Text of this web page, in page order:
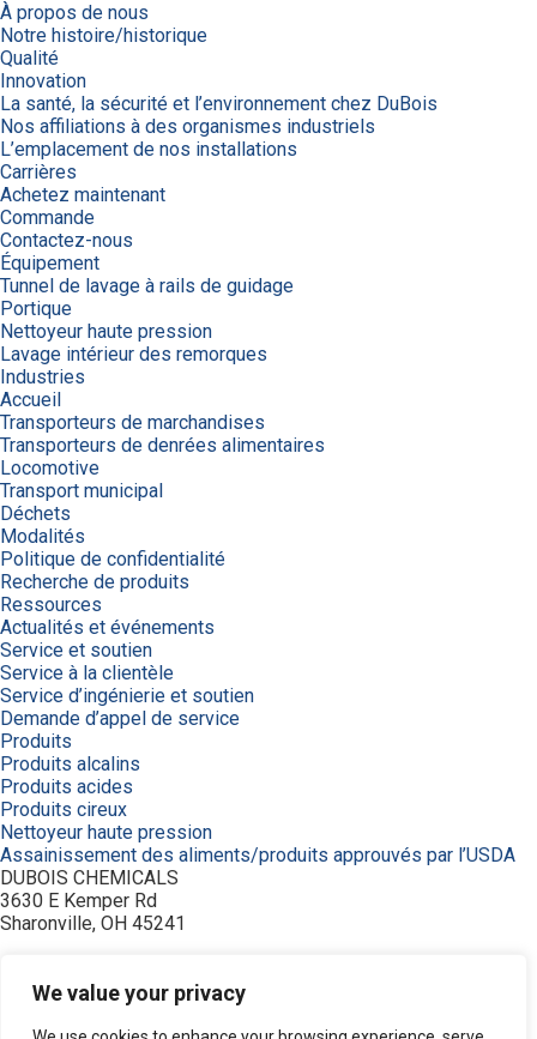
We value your privacy
À propos de nous
Notre histoire/historique
Qualité
Innovation
La santé, la sécurité et l’environnement chez DuBois
Nos affiliations à des organismes industriels
L’emplacement de nos installations
Carrières
Achetez maintenant
Commande
Contactez-nous
Équipement
Tunnel de lavage à rails de guidage
Portique
Nettoyeur haute pression
Lavage intérieur des remorques
Industries
Accueil
Transporteurs de marchandises
Transporteurs de denrées alimentaires
Locomotive
Transport municipal
Déchets
Modalités
Politique de confidentialité
Recherche de produits
Ressources
Actualités et événements
Service et soutien
Service à la clientèle
Service d’ingénierie et soutien
Demande d’appel de service
Produits
Produits alcalins
Produits acides
Produits cireux
Nettoyeur haute pression
Assainissement des aliments/produits approuvés par l’USDA
DUBOIS CHEMICALS
3630 E Kemper Rd
Sharonville, OH 45241
© 2026 DuBois Chemicals. All Rights Reserved.